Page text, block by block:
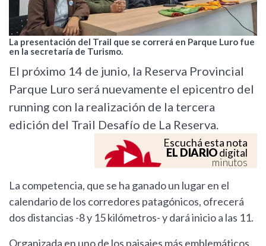
La presentación del Trail que se correrá en Parque Luro fue
en la secretaría de Turismo.
El próximo 14 de junio, la Reserva Provincial
Parque Luro será nuevamente el epicentro del
running con la realización de la tercera
edición del Trail Desafío de La Reserva.
Escuchá esta nota
EL DIARIOdigital
minutos
La competencia, que se ha ganado un lugar en el
calendario de los corredores patagónicos, ofrecerá
dos distancias -8 y 15 kilómetros- y dará inicio a las 11.
Organizada en uno de los paisajes más emblemáticos